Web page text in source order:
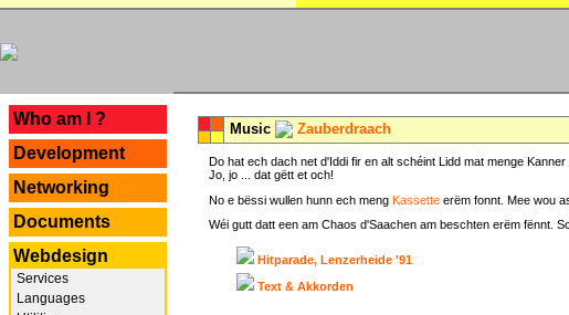
Who am I ?
Development
Networking
Documents
Webdesign
Services
Languages
Music Zauberdraach
Do hat ech dach net d'Iddi fir en alt schéint Lidd mat menge
Jo, jo ... dat gëtt et och!
No e bëssi wullen hunn ech meng Kassette erëm fonnt. Mee wou
Wéi gutt datt een am Chaos d'Saachen am beschten erëm fënnt.
Hitparade, Lenzerheide '91
Text & Akkorden